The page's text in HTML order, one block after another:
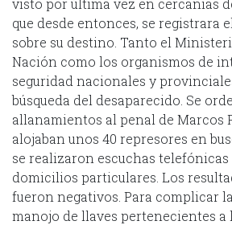
visto por última vez en cercanías
que desde entonces, se registrara
sobre su destino. Tanto el
Nación como los organismos de
seguridad nacionales y
búsqueda del desaparecido. Se
allanamientos al penal de Marcos
alojaban unos 40 represores en
se realizaron escuchas
domicilios particulares. Los
fueron negativos. Para complicar
manojo de llaves pertenecientes a